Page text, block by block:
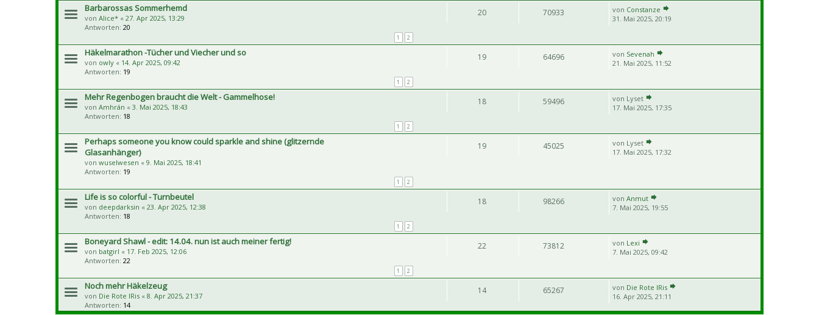
Barbarossas Sommerhemd
von Alice* « 27. Apr 2025, 13:29
Antworten: 20
1 2
20 70933 von Constanze
31. Mai 2025, 20:19
Häkelmarathon -Tücher und Viecher und so
von owly « 14. Apr 2025, 09:42
Antworten: 19
1 2
19 64696 von Sevenah
21. Mai 2025, 11:52
Mehr Regenbogen braucht die Welt - Gammelhose!
von Amhrán « 3. Mai 2025, 18:43
Antworten: 18
1 2
18 59496 von Lyset
17. Mai 2025, 17:35
Perhaps someone you know could sparkle and shine (glitzernde
Glasanhänger)
von wuselwesen « 9. Mai 2025, 18:41
Antworten: 19
1 2
19 45025 von Lyset
17. Mai 2025, 17:32
Life is so colorful - Turnbeutel
von deepdarksin « 23. Apr 2025, 12:38
Antworten: 18
1 2
18 98266 von Anmut
7. Mai 2025, 19:55
Boneyard Shawl - edit: 14.04. nun ist auch meiner fertig!
von batgirl « 17. Feb 2025, 12:06
Antworten: 22
1 2
22 73812 von Lexi
7. Mai 2025, 09:42
Noch mehr Häkelzeug
von Die Rote IRis « 8. Apr 2025, 21:37
Antworten: 14
14 65267 von Die Rote IRis
16. Apr 2025, 21:11